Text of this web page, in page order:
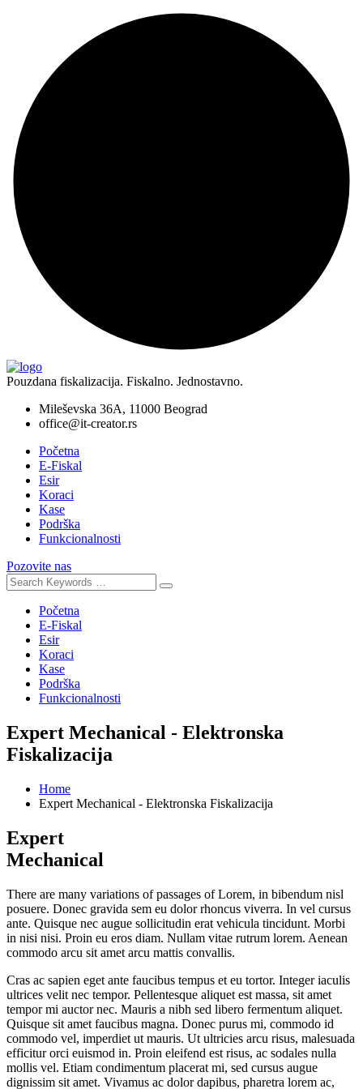
Pouzdana fiskalizacija. Fiskalno. Jednostavno.
Mileševska 36A, 11000 Beograd
office@it-creator.rs
Početna
E-Fiskal
Esir
Koraci
Kase
Podrška
Funkcionalnosti
Pozovite nas
Početna
E-Fiskal
Esir
Koraci
Kase
Podrška
Funkcionalnosti
Expert Mechanical - Elektronska
Fiskalizacija
Home
Expert Mechanical - Elektronska Fiskalizacija
Expert
Mechanical
There are many variations of passages of Lorem, in bibendum nisl
posuere. Donec gravida sem eu dolor rhoncus viverra. In vel cursus
ante. Quisque nec augue sollicitudin erat vehicula tincidunt. Morbi
in nisi nisi. Proin eu eros diam. Nullam vitae rutrum lorem. Aenean
commodo arcu sit amet arcu mattis convallis.
Cras ac sapien eget ante faucibus tempus et eu tortor. Integer iaculis
ultrices velit nec tempor. Pellentesque aliquet est massa, sit amet
tempor mi auctor nec. Mauris a nibh sed libero fermentum aliquet.
Quisque sit amet faucibus magna. Donec purus mi, commodo id
commodo vel, imperdiet ut mauris. Ut ultricies arcu risus, malesuada
efficitur orci euismod in. Proin eleifend est risus, ac sodales nulla
mollis vel. Etiam condimentum placerat mi, sed cursus augue
dignissim sit amet. Vivamus ac dolor dapibus, pharetra lorem ac,